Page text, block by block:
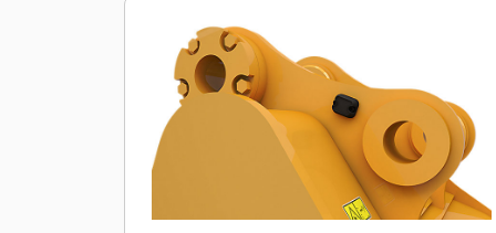
La consommation de carburant est
maximale lors de l'excavation. Les
godets Cat sont conçus pour creuser
dans les matériaux rapidement afin
d'améliorer l'efficacité de
fonctionnement globale de votre
Chargez plus de matière plus